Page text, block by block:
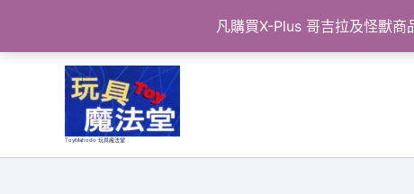
凡購買X-Plus 哥吉拉及怪獸商
內
ToyMahodo 玩具魔法堂